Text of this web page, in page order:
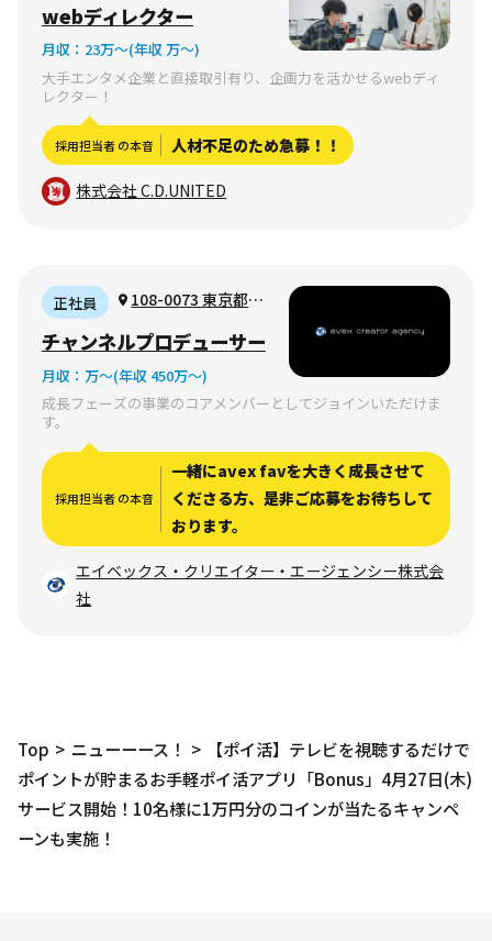
ン週1日程度の出社や
クライアントとの打ち
合わせのための出社あ
webディレクター
月収： 23万〜(年収 万〜)
大手エンタメ企業と直接取引有り、企画力を活かせるwebディ
レクター！
採用担当者 の本音 人材不足のため急募！！
株式会社 C.D.UNITED
正社員
108-0073 東京都港
区三田1-4-1 住友不動
産麻布十番ビル
チャンネルプロデューサー
月収： 万〜(年収 450万〜)
成長フェーズの事業のコアメンバーとしてジョインいただけま
す。
採用担当者 の本音
一緒にavex favを大きく成長させて
くださる方、是非ご応募をお待ちして
おります。
エイベックス・クリエイター・エージェンシー株式会
社
Top ニューーース！
【ポイ活】テレビを視聴するだけで
ポイントが貯まるお手軽ポイ活アプリ「Bonus」4月27日(木)
サービス開始！10名様に1万円分のコインが当たるキャンペ
ーンも実施！